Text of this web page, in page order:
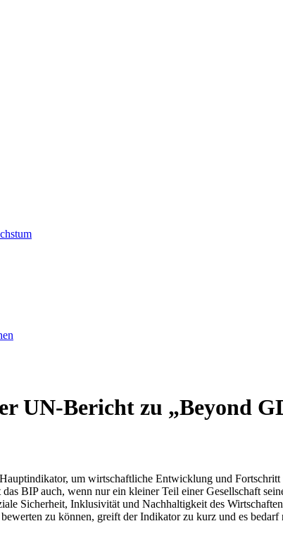
UN-Bericht zu „Beyond
um wirtschaftliche Entwicklung und
BIP auch, wenn nur ein kleiner Teil einer Gesellschaft
Sicherheit, Inklusivität und Nachhaltigkeit des
zu können, greift der Indikator zu kurz und es bedarf